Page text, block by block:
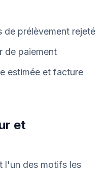
de prélèvement rejeté
de paiement
estimée et facture
et
l'un des motifs les